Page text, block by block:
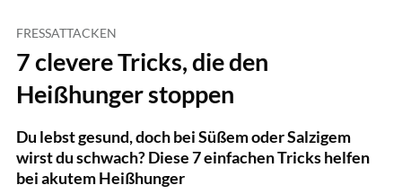
FRESSATTACKEN
7 clevere Tricks, die den
Heißhunger stoppen
Du lebst gesund, doch bei Süßem oder Salzigem
wirst du schwach? Diese 7 einfachen Tricks helfen
bei akutem Heißhunger